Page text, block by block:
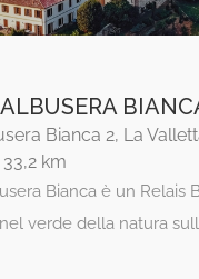
Bianca 2, La
km
Bianca è un Relais
verde della natura